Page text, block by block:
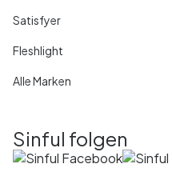
Satisfyer
Fleshlight
Alle Marken
Sinful folgen